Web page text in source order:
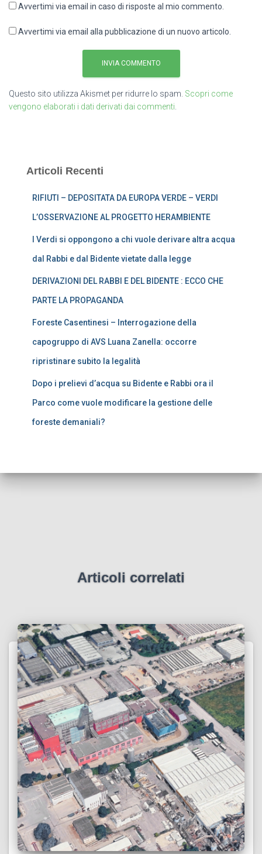
Avvertimi via email in caso di risposte al mio commento.
Avvertimi via email alla pubblicazione di un nuovo articolo.
Questo sito utilizza Akismet per ridurre lo spam. Scopri come
vengono elaborati i dati derivati dai commenti
Articoli Recenti
RIFIUTI – DEPOSITATA DA EUROPA VERDE – VERDI
L’OSSERVAZIONE AL PROGETTO HERAMBIENTE
I Verdi si oppongono a chi vuole derivare altra acqua
dal Rabbi e dal Bidente vietate dalla legge
DERIVAZIONI DEL RABBI E DEL BIDENTE : ECCO CHE
PARTE LA PROPAGANDA
Foreste Casentinesi – Interrogazione della
capogruppo di AVS Luana Zanella: occorre
ripristinare subito la legalità
Dopo i prelievi d’acqua su Bidente e Rabbi ora il
Parco come vuole modificare la gestione delle
foreste demaniali?
Articoli correlati